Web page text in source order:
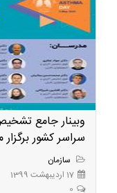
وبینار جامع
سراسر کشور
سازمان
17 اردیبهشت 1399
0